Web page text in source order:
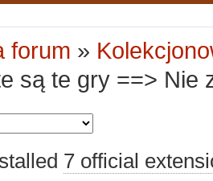
forum »
są te gry ==> Nie
7 official